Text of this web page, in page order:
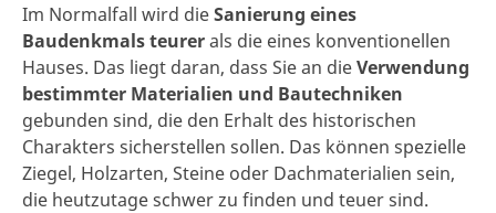
Im Normalfall wird dieSanierung eines
Baudenkmals teurerals die eines konventionellen
Hauses. Das liegt daran, dass Sie an dieVerwendung
bestimmter Materialien und Bautechniken
gebunden sind, die den Erhalt des historischen
Charakters sicherstellen sollen. Das können spezielle
Ziegel, Holzarten, Steine oder Dachmaterialien sein,
die heutzutage schwer zu finden und teuer sind.